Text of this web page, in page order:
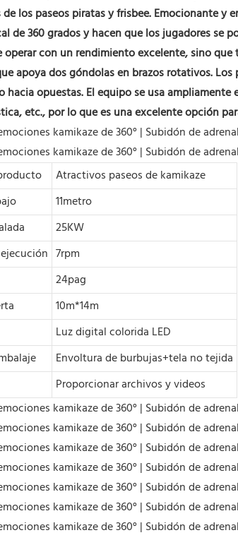
los paseos piratas y frisbee. Emocionante y
de 360 grados y hacen que los jugadores se
operar con un rendimiento excelente, sino
apoya dos góndolas en brazos rotativos.
hacia opuestas. El equipo se usa
etc., por lo que es una excelente opción
Atractivos paseos de kamikaze
11metro
25KW
7rpm
24pag
10m*14m
Luz digital colorida LED
Envoltura de burbujas+tela no tejida
Proporcionar archivos y videos